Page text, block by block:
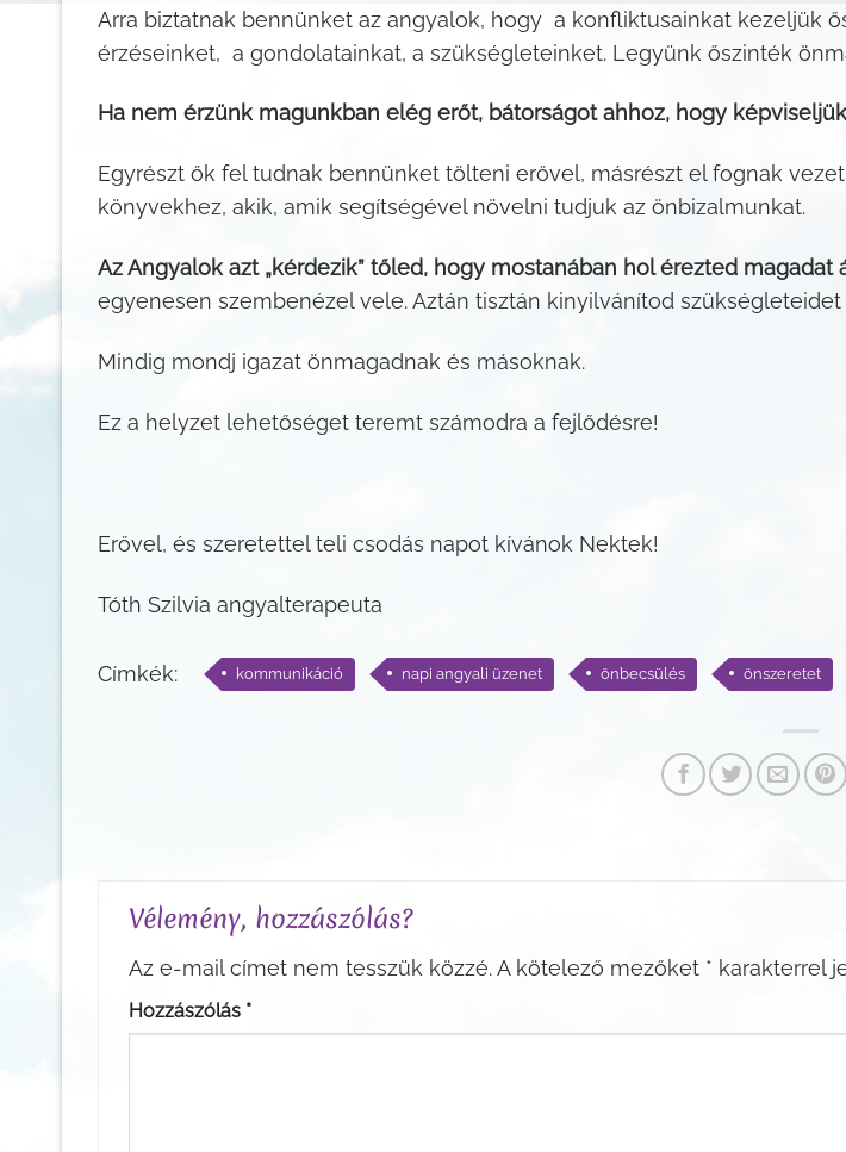
Arra biztatnak bennünket az angyalok, hogy a konfliktusainkat kezeljük
érzéseinket, a gondolatainkat, a szükségleteinket. Legyünk őszinték
Ha nem érzünk magunkban elég erőt, bátorságot ahhoz, hogy
Egyrészt ők fel tudnak bennünket tölteni erővel, másrészt el fognak
könyvekhez, akik, amik segítségével növelni tudjuk az önbizalmunkat.
Az Angyalok azt „kérdezik” tőled, hogy mostanában hol érezted magadat
egyenesen szembenézel vele. Aztán tisztán kinyilvánítod szükségleteidet
Mindig mondj igazat önmagadnak és másoknak.
Ez a helyzet lehetőséget teremt számodra a fejlődésre!
Erővel, és szeretettel teli csodás napot kívánok Nektek!
Tóth Szilvia angyalterapeuta
Címkék: kommunikáció napi angyali üzenet önbecsülés önszeretet
Vélemény, hozzászólás?
Az e-mail címet nem tesszük közzé.A kötelező mezőket * karakterrel
Hozzászólás *